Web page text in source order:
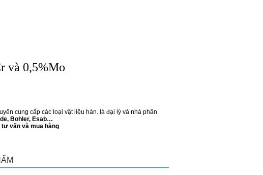
và 0,5%Mo
cung cấp các loại vật liệu hàn. là đại lý và nhà phân
Bohler, Esab…
tư vấn và mua hàng